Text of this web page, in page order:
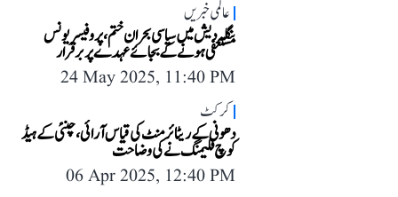
عالمی خبریں
بنگلہ دیش میں سیاسی بحران ختم، پروفیسر یونس
مستعفی ہونے کے بجائے عہدے پر برقرار
24 May 2025, 11:40 PM
کرکٹ
دھونی کے ریٹائرمنٹ کی قیاس آرائی، چنئی کے ہیڈ
کوچ فلیمنگ نے کی وضاحت
06 Apr 2025, 12:40 PM